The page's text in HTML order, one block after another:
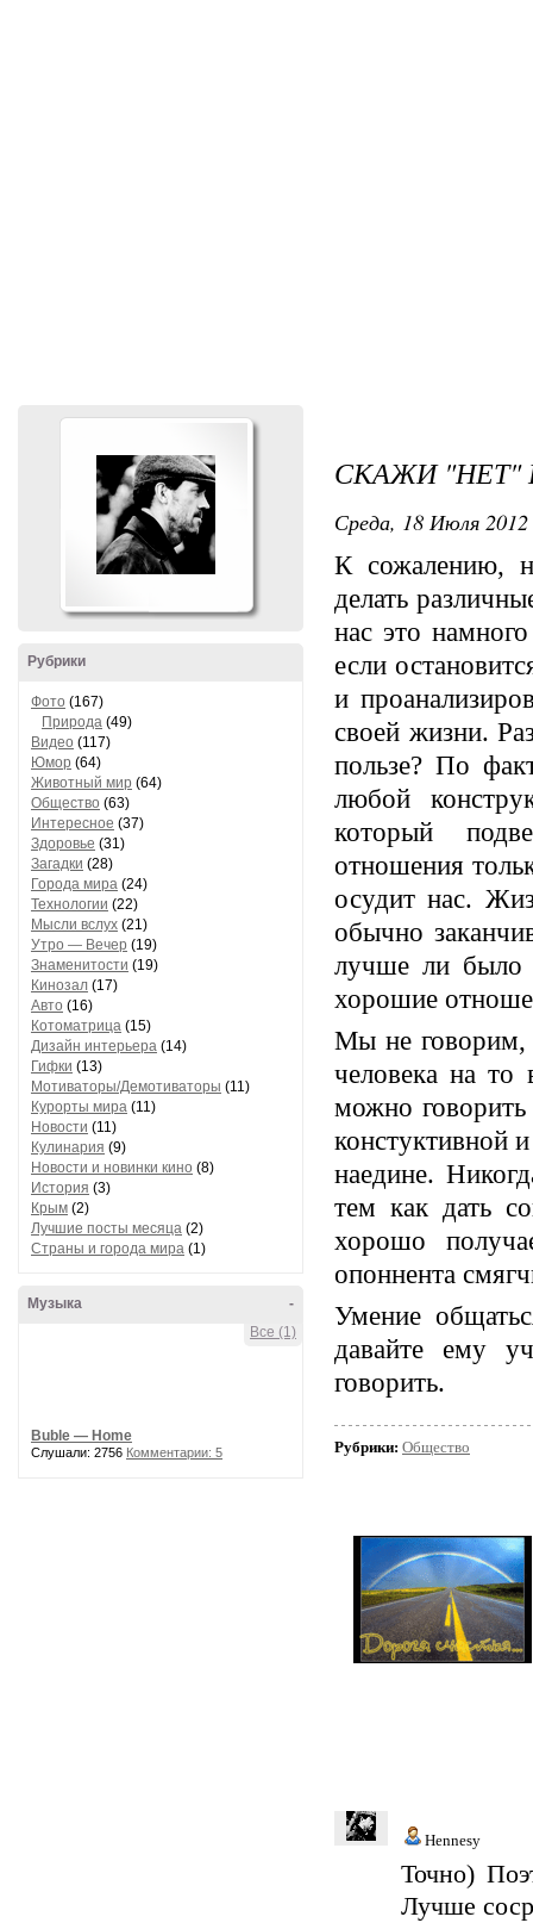
Рубрики
Фото (167)
Природа (49)
Видео (117)
Юмор (64)
Животный мир (64)
Общество (63)
Интересное (37)
Здоровье (31)
Загадки (28)
Города мира (24)
Технологии (22)
Мысли вслух (21)
Утро — Вечер (19)
Знаменитости (19)
Кинозал (17)
Авто (16)
Котоматрица (15)
Дизайн интерьера (14)
Гифки (13)
Мотиваторы/Демотиваторы (11)
Курорты мира (11)
Новости (11)
Кулинария (9)
Новости и новинки кино (8)
История (3)
Крым (2)
Лучшие посты месяца (2)
Страны и города мира (1)
-
Музыка
Все (1)
Buble — Home
Слушали: 2756 Комментарии: 5
СКАЖИ "НЕТ"
Среда, 18 Июля 2012
К сожалению,
делать
нас это
если
и
своей жизни.
пользе? По
любой
который
отношения
осудит нас.
обычно
лучше ли было
хорошие
Мы не говорим,
человека на то
можно
констуктивной
наедине.
тем как дать
хорошо
опоннента
Умение
давайте ему
говорить.
Рубрики: Общество
Hennesy
Точно)
Лучше